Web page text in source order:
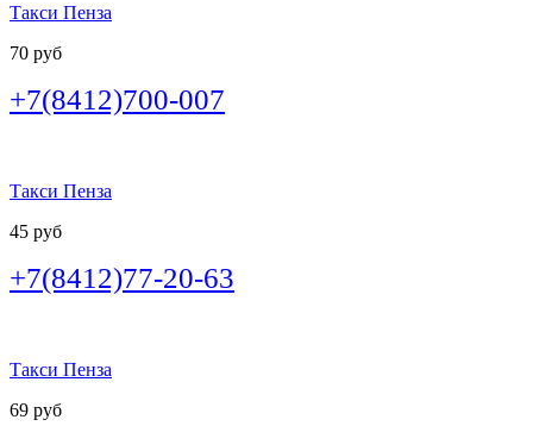
Такси Пенза
70 руб
+7(8412)700-007
Такси Пенза
45 руб
+7(8412)77-20-63
Такси Пенза
69 руб